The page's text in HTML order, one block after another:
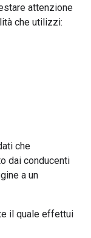
attenzione
che utilizzi:
che
dai conducenti
a un
il quale effettui